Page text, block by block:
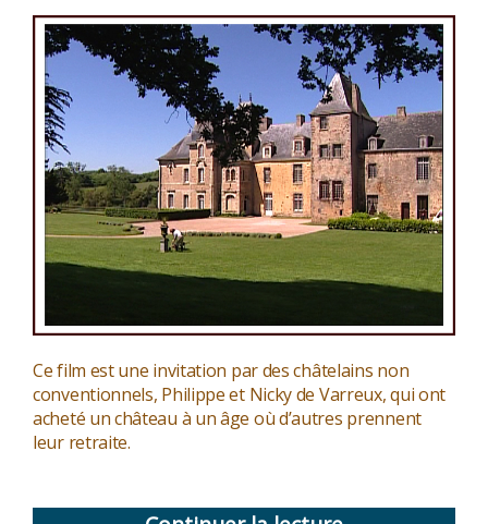
Ce film est une invitation par des châtelains non
conventionnels, Philippe et Nicky de Varreux, qui ont
acheté un château à un âge où d’autres prennent
leur retraite.